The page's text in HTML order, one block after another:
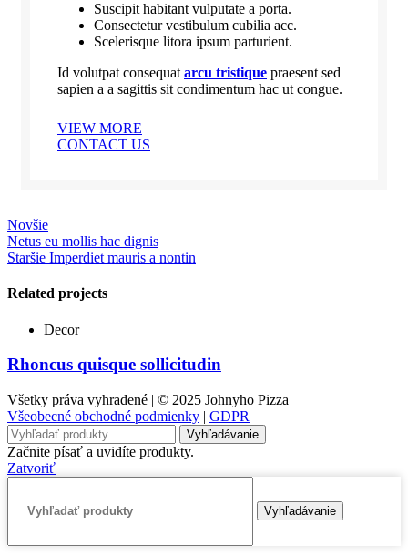
Suscipit habitant vulputate a porta.
Consectetur vestibulum cubilia acc.
Scelerisque litora ipsum parturient.
Id volutpat consequat arcu tristique praesent sed
sapien a a sagittis sit condimentum hac ut congue.
VIEW MORE
CONTACT US
Novšie
Netus eu mollis hac dignis
Staršie Imperdiet mauris a nontin
Related projects
Decor
Rhoncus quisque sollicitudin
Všetky práva vyhradené | © 2025 Johnyho Pizza
Všeobecné obchodné podmienky | GDPR
Vyhľadávanie
Začnite písať a uvidíte produkty.
Zatvoriť
Vyhľadávanie